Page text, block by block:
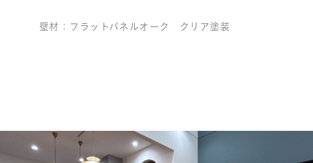
壁材：フラットパネルオーク クリア塗装